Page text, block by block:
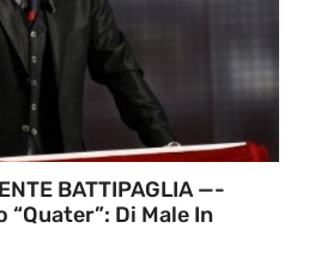
BATTIPAGLIA —-
“quater”: Di Male In